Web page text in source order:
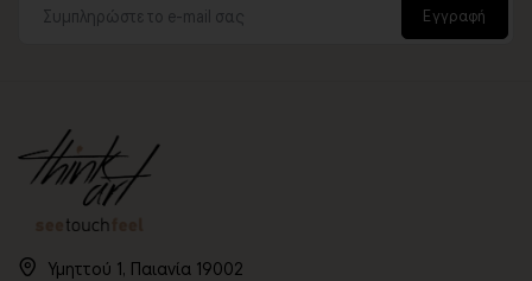
Εγγραφή
Υμηττού 1, Παιανία 19002